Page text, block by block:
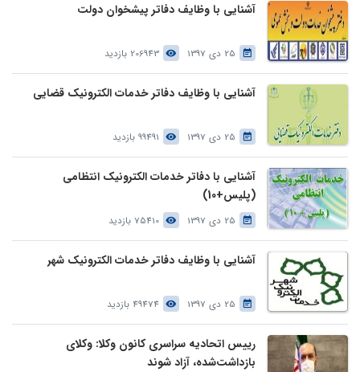
آشنایی با وظایف دفاتر پیشخوان دولت
25 دی 1397 206943 بازدید
آشنایی با وظایف دفاتر خدمات الکترونیک قضایی
25 دی 1397 99491 بازدید
آشنایی با دفاتر خدمات الکترونیک انتظامی
(پلیس+10)
25 دی 1397 75410 بازدید
آشنایی با وظایف دفاتر خدمات الکترونیک شهر
25 دی 1397 49474 بازدید
رییس اتحادیه سراسری کانون وکلا: وکلای
بازداشت‌شده، آزاد شوند